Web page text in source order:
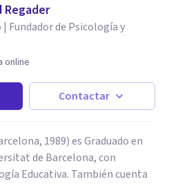
Fundador de Psicología y
online
Contactar
1989) es Graduado en
de Barcelona, con
Educativa. También cuenta